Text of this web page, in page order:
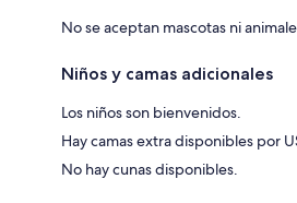
No se aceptan mascotas ni
Niños y camas adicionales
Los niños son bienvenidos.
Hay camas extra disponibles por
No hay cunas disponibles.